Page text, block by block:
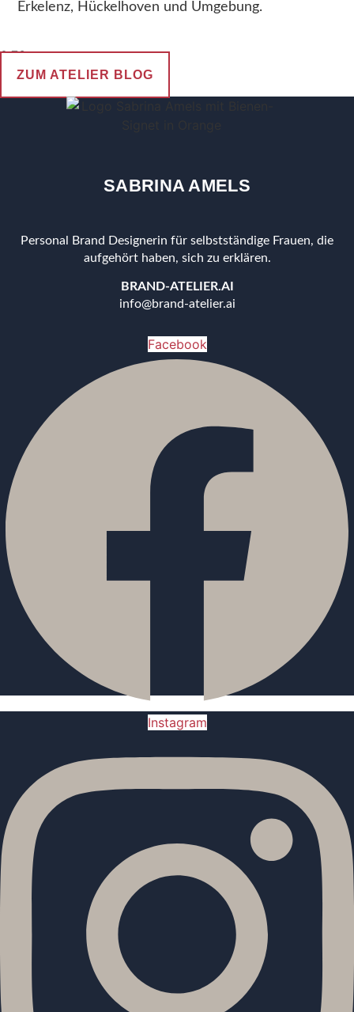
Erkelenz, Hückelhoven und Umgebung.
ZUM ATELIER BLOG
SABRINA AMELS
Personal Brand Designerin für selbstständige Frauen, die
aufgehört haben, sich zu erklären.
BRAND-ATELIER.AI
info@brand-atelier.ai
Facebook
Instagram